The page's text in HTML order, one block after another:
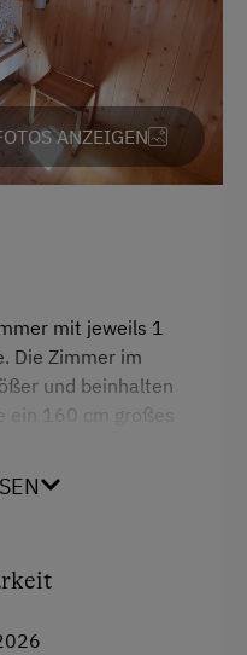
und in der
ANZEIGEN
mit jeweils 1
Die Zimmer im
und beinhalten
ein 160 cm großes